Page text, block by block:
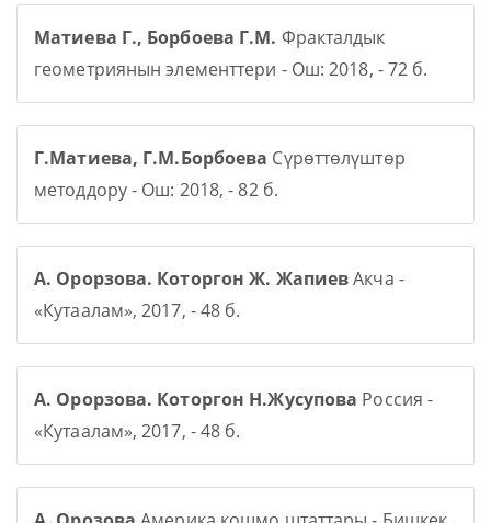
Матиева Г., Борбоева Г.М. Фракталдык
геометриянын элементтери - Ош: 2018, - 72 б.
Г.Матиева, Г.М.Борбоева Сүрөттөлүштөр
методдору - Ош: 2018, - 82 б.
А. Орорзова. Которгон Ж. ЖапиевАкча -
«Кутаалам», 2017, - 48 б.
А. Орорзова. Которгон Н.Жусупова Россия -
«Кутаалам», 2017, - 48 б.